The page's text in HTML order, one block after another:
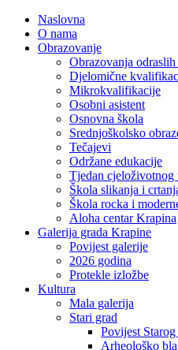
Naslovna
O nama
Obrazovanje
Obrazovanja
Djelomične
Mikrokvalifikacije
Osobni asistent
Osnovna škola
Srednjoškolsko
Tečajevi
Održane edukacije
Tjedan cjeloživotnog
Škola slikanja i
Škola rocka i
Aloha centar Krapina
Galerija grada Krapine
Povijest galerije
2026 godina
Protekle izložbe
Kultura
Mala galerija
Stari grad
Povijest Starog
Arheološko